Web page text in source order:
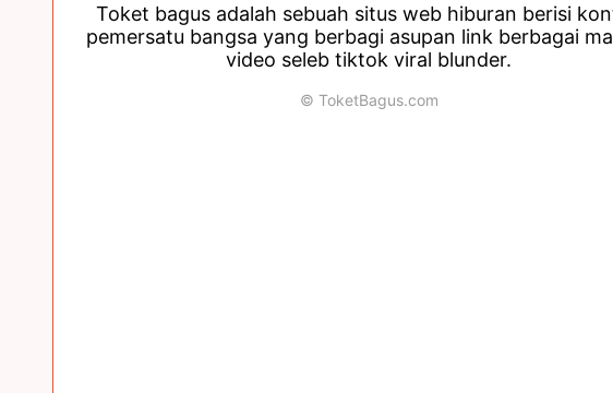
Toket bagus adalah sebuah situs web hiburan berisi
pemersatu bangsa yang berbagi asupan link berbagai
video seleb tiktok viral blunder.
© ToketBagus.com